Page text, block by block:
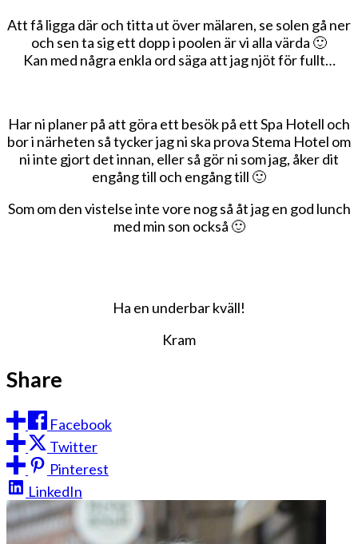
Att få ligga där och titta ut över mälaren, se solen gå ner
och sen ta sig ett dopp i poolen är vi alla värda 🙂
Kan med några enkla ord säga att jag njöt för fullt…
Har ni planer på att göra ett besök på ett Spa Hotell och
bor i närheten så tycker jag ni ska prova Stema Hotel om
ni inte gjort det innan, eller så gör ni som jag, åker dit
engång till och engång till 🙂
Som om den vistelse inte vore nog så åt jag en god lunch
med min son också 🙂
Ha en underbar kväll!
Kram
Share
Facebook
Twitter
Pinterest
LinkedIn